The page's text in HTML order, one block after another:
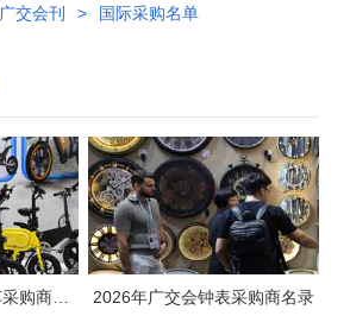
广交会刊 > 国际采购名单
2026年广交会钟表采购商名录